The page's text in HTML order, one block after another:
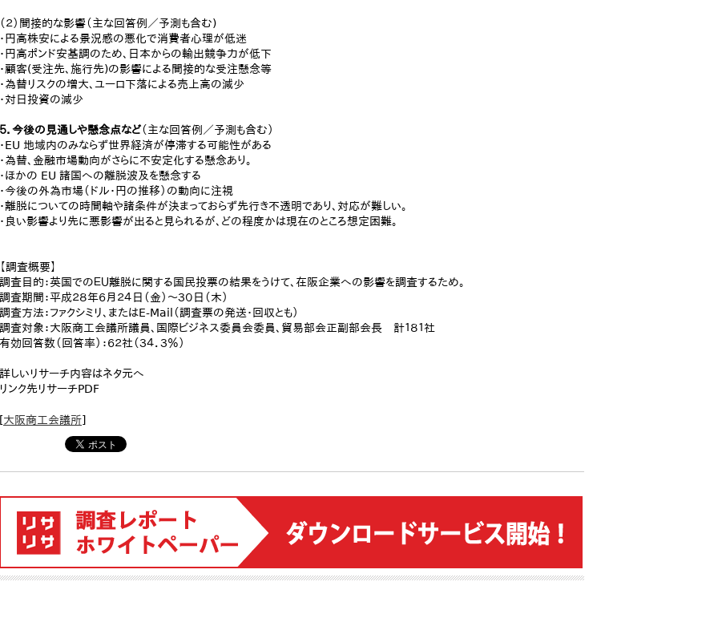
（２）間接的な影響（主な回答例／予測も含む)
・円高株安による景況感の悪化で消費者心理が低迷
・円高ポンド安基調のため、日本からの輸出競争力が低下
・顧客(受注先、施行先)の影響による間接的な受注懸念等
・為替リスクの増大、ユーロ下落による売上高の減少
・対日投資の減少
５．今後の見通しや懸念点など（主な回答例／予測も含む）
・EU 地域内のみならず世界経済が停滞する可能性がある
・為替、金融市場動向がさらに不安定化する懸念あり。
・ほかの EU 諸国への離脱波及を懸念する
・今後の外為市場（ドル・円の推移）の動向に注視
・離脱についての時間軸や諸条件が決まっておらず先行き不透明であり、対応が難しい。
・良い影響より先に悪影響が出ると見られるが、どの程度かは現在のところ想定困難。
【調査概要】
調査目的：英国でのＥＵ離脱に関する国民投票の結果をうけて、在阪企業への影響を調査するため。
調査期間：平成２８年６月２４日（金）～３０日（木）
調査方法：ファクシミリ、またはE-Mail（調査票の発送・回収とも）
調査対象：大阪商工会議所議員、国際ビジネス委員会委員、貿易部会正副部会長 計１８１社
有効回答数（回答率）：６２社（３４．３％）
詳しいリサーチ内容はネタ元へ
リンク先リサーチPDF
[大阪商工会議所]